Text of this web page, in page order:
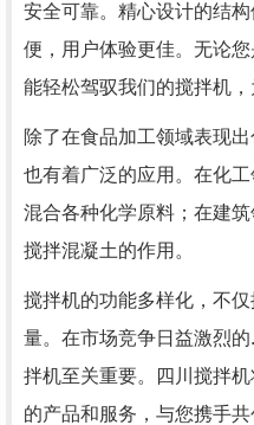
安全可靠。精心设计的结
便，用户体验更佳。无论
能轻松驾驭我们的搅拌机，
除了在食品加工领域表现
也有着广泛的应用。在化
混合各种化学原料；在建
搅拌混凝土的作用。
搅拌机的功能多样化，不
量。在市场竞争日益激烈
拌机至关重要。四川搅拌
的产品和服务，与您携手共